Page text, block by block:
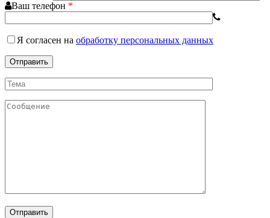
Ваш телефон *
Я согласен на обработку персональных данных